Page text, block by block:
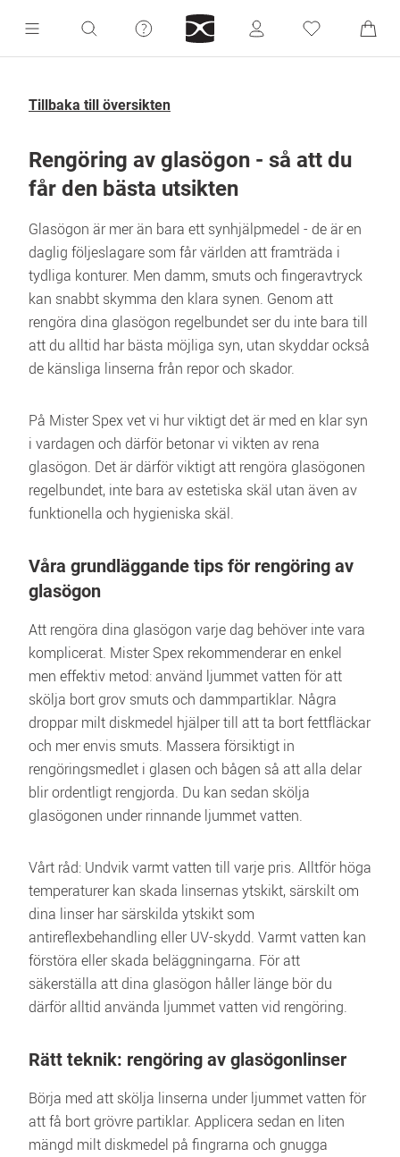
Tillbaka till översikten
Rengöring av glasögon - så att du
får den bästa utsikten
Glasögon är mer än bara ett synhjälpmedel - de är en
daglig följeslagare som får världen att framträda i
tydliga konturer. Men damm, smuts och fingeravtryck
kan snabbt skymma den klara synen. Genom att
rengöra dina glasögon regelbundet ser du inte bara till
att du alltid har bästa möjliga syn, utan skyddar också
de känsliga linserna från repor och skador.
På Mister Spex vet vi hur viktigt det är med en klar syn
i vardagen och därför betonar vi vikten av rena
glasögon. Det är därför viktigt att rengöra glasögonen
regelbundet, inte bara av estetiska skäl utan även av
funktionella och hygieniska skäl.
Våra grundläggande tips för rengöring av
glasögon
Att rengöra dina glasögon varje dag behöver inte vara
komplicerat. Mister Spex rekommenderar en enkel
men effektiv metod: använd ljummet vatten för att
skölja bort grov smuts och dammpartiklar. Några
droppar milt diskmedel hjälper till att ta bort fettfläckar
och mer envis smuts. Massera försiktigt in
rengöringsmedlet i glasen och bågen så att alla delar
blir ordentligt rengjorda. Du kan sedan skölja
glasögonen under rinnande ljummet vatten.
Vårt råd: Undvik varmt vatten till varje pris. Alltför höga
temperaturer kan skada linsernas ytskikt, särskilt om
dina linser har särskilda ytskikt som
antireflexbehandling eller UV-skydd. Varmt vatten kan
förstöra eller skada beläggningarna. För att
säkerställa att dina glasögon håller länge bör du
därför alltid använda ljummet vatten vid rengöring.
Rätt teknik: rengöring av glasögonlinser
Börja med att skölja linserna under ljummet vatten för
att få bort grövre partiklar. Applicera sedan en liten
mängd milt diskmedel på fingrarna och gnugga